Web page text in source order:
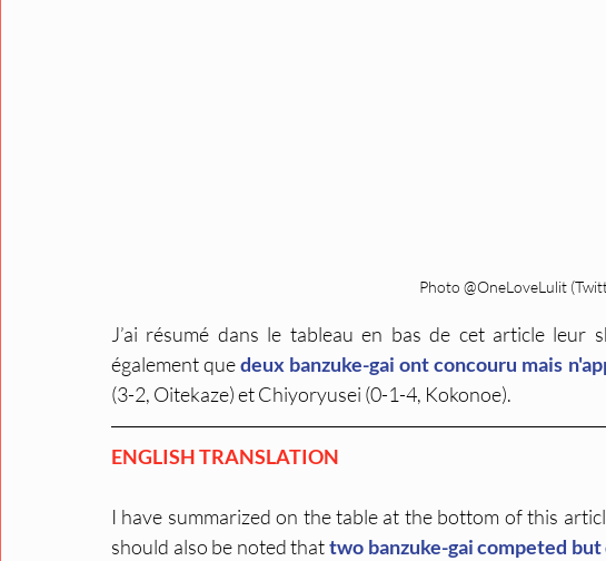
Photo @OneLoveLulit
J’ai résumé dans le tableau en bas de cet article leur
également que deux banzuke-gai ont concouru mais
(3-2, Oitekaze) et Chiyoryusei (0-1-4, Kokonoe).
ENGLISH TRANSLATION
I have summarized on the table at the bottom of this
should also be noted that two banzuke-gai competed